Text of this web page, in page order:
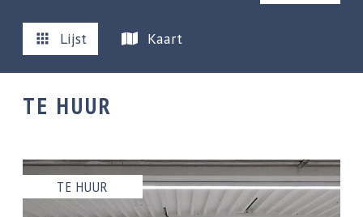
Lijst Kaart
TE HUUR
TE HUUR